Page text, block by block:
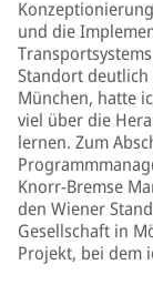
und die
Standort
München, hatte
viel über die
lernen. Zum
Knorr-Bremse
den Wiener
Gesellschaft in
Projekt, bei dem